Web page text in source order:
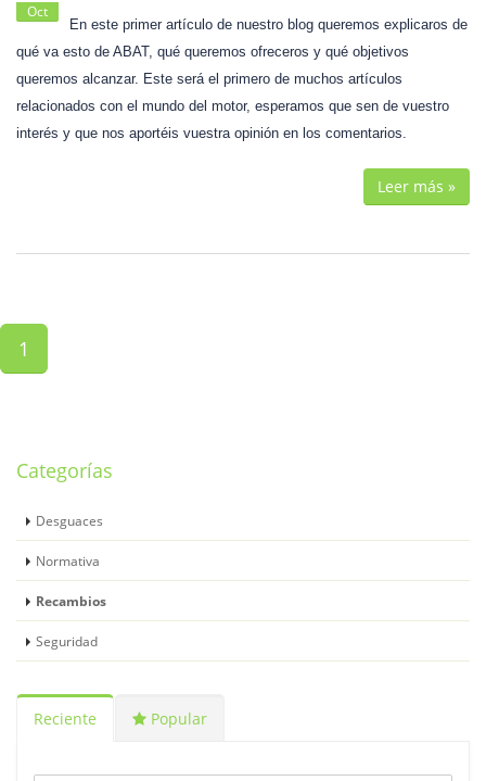
Oct
En este primer artículo de nuestro blog queremos explicaros de
qué va esto de ABAT, qué queremos ofreceros y qué objetivos
queremos alcanzar. Este será el primero de muchos artículos
relacionados con el mundo del motor, esperamos que sen de vuestro
interés y que nos aportéis vuestra opinión en los comentarios.
Leer más »
1
Categorías
Desguaces
Normativa
Recambios
Seguridad
Reciente Popular